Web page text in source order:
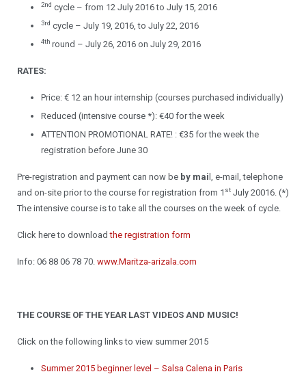
2nd cycle – from 12 July 2016 to July 15, 2016
3rd cycle – July 19, 2016, to July 22, 2016
4th round – July 26, 2016 on July 29, 2016
RATES:
Price: € 12 an hour internship (courses purchased individually)
Reduced (intensive course *): €40 for the week
ATTENTION PROMOTIONAL RATE! : €35 for the week the
registration before June 30
Pre-registration and payment can now be by mai l, e-mail, telephone
and on-site prior to the course for registration from 1 st July 20016. (*)
The intensive course is to take all the courses on the week of cycle.
Click here to downloadthe registration form
Info: 06 88 06 78 70. www.Maritza-arizala.com
THE COURSE OF THE YEAR LAST VIDEOS AND MUSIC!
Click on the following links to view summer 2015
Summer 2015 beginner level – Salsa Calena in Paris